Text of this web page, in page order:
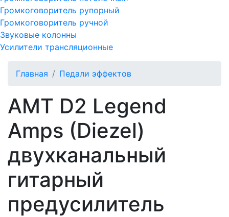
Громкоговоритель рупорный
Громкоговоритель ручной
Звуковые колонны
Усилители трансляционные
Главная Педали эффектов
AMT D2 Legend
Amps (Diezel)
двухканальный
гитарный
предусилитель